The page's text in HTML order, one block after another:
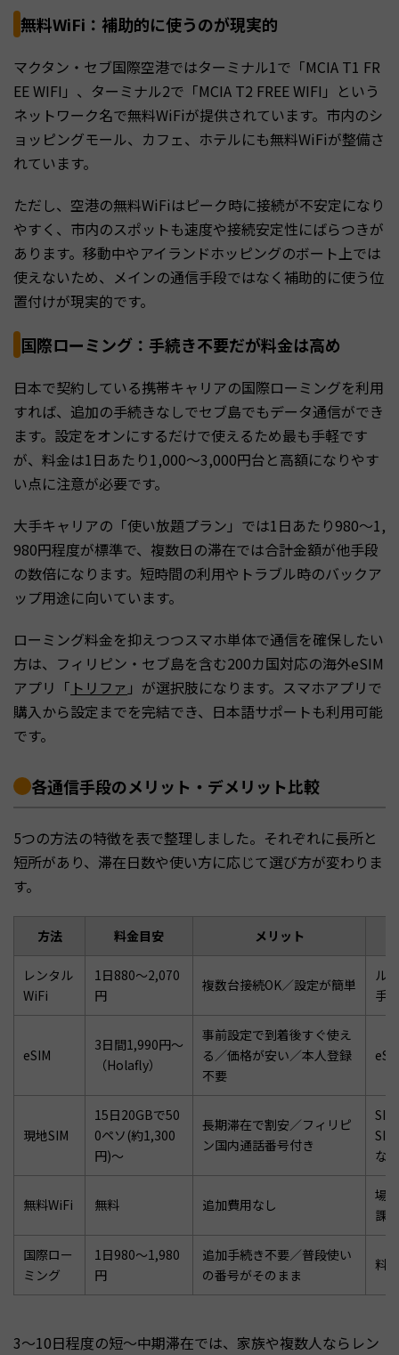
無料WiFi：補助的に使うのが現実的
マクタン・セブ国際空港ではターミナル1で「MCIA T1 FR
EE WIFI」、ターミナル2で「MCIA T2 FREE WIFI」という
ネットワーク名で無料WiFiが提供されています。市内のシ
ョッピングモール、カフェ、ホテルにも無料WiFiが整備さ
れています。
ただし、空港の無料WiFiはピーク時に接続が不安定になり
やすく、市内のスポットも速度や接続安定性にばらつきが
あります。移動中やアイランドホッピングのボート上では
使えないため、メインの通信手段ではなく補助的に使う位
置付けが現実的です。
国際ローミング：手続き不要だが料金は高め
日本で契約している携帯キャリアの国際ローミングを利用
すれば、追加の手続きなしでセブ島でもデータ通信ができ
ます。設定をオンにするだけで使えるため最も手軽です
が、料金は1日あたり1,000〜3,000円台と高額になりやす
い点に注意が必要です。
大手キャリアの「使い放題プラン」では1日あたり980〜1,
980円程度が標準で、複数日の滞在では合計金額が他手段
の数倍になります。短時間の利用やトラブル時のバックア
ップ用途に向いています。
ローミング料金を抑えつつスマホ単体で通信を確保したい
方は、フィリピン・セブ島を含む200カ国対応の海外eSIM
アプリ「 トリファ 」が選択肢になります。スマホアプリで
購入から設定までを完結でき、日本語サポートも利用可能
です。
各通信手段のメリット・デメリット比較
5つの方法の特徴を表で整理しました。それぞれに長所と
短所があり、滞在日数や使い方に応じて選び方が変わりま
す。
方法 料金目安 メリット
レンタル
WiFi
1日880〜2,070
円
複数台接続OK／設定が簡単
ル
手
eSIM
3日間1,990円〜
（Holafly）
事前設定で到着後すぐ使え
る／価格が安い／本人登録
不要
現地SIM
15日20GBで50
0ペソ(約1,300
円)〜
長期滞在で割安／フィリピ
ン国内通話番号付き
ない
無料WiFi 無料 追加費用なし
場
課
国際ロー
ミング
1日980〜1,980
円
追加手続き不要／普段使い
の番号がそのまま
料
3〜10日程度の短〜中期滞在では、家族や複数人ならレン